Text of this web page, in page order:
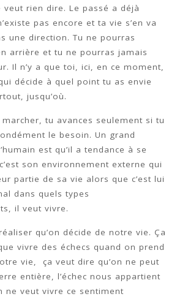
veut rien dire. Le passé a déjà
pas encore et ta vie s’en va
une direction. Tu ne pourras
arrière et tu ne pourras jamais
Il n’y a que toi, ici, en ce moment,
décide à quel point tu as envie
jusqu’où.
tu avances seulement si tu
le besoin. Un grand
est qu’il a tendance à se
son environnement externe qui
partie de sa vie alors que c’est lui
dans quels types
il veut vivre.
qu’on décide de notre vie. Ça
vivre des échecs quand on prend
vie, ça veut dire qu’on ne peut
entière, l’échec nous appartient
ne veut vivre ce sentiment